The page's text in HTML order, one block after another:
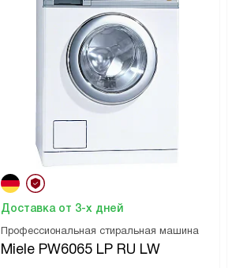
Профессиональная стиральная машина
Miele PW6065 LP RU LW
Доставка от 3-х дней